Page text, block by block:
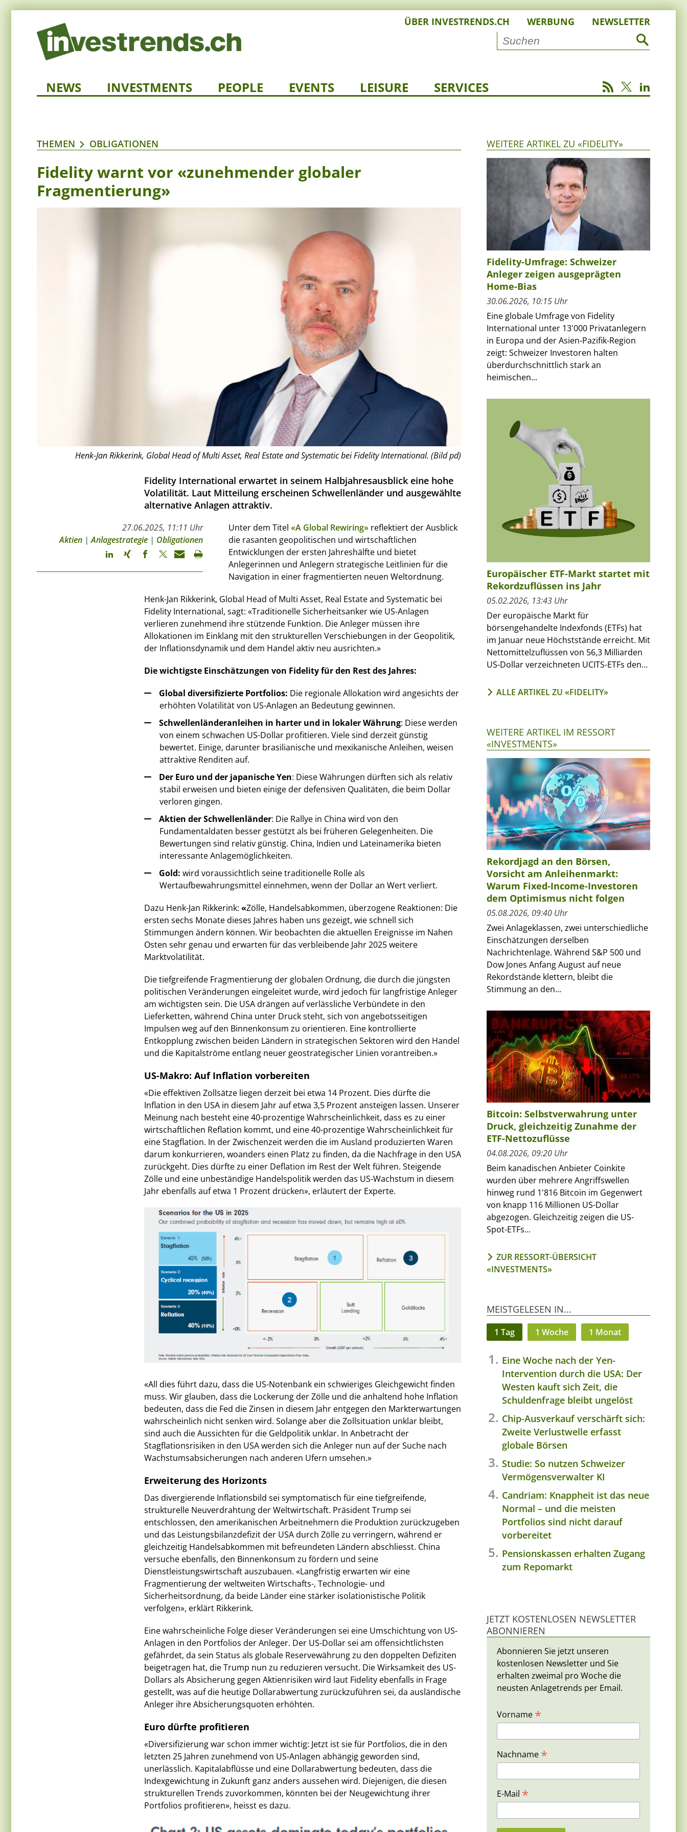
ÜBER INVESTRENDS.CH WERBUNG NEWSLETTER
NEWS INVESTMENTS PEOPLE EVENTS LEISURE SERVICES
THEMEN OBLIGATIONEN
Fidelity warnt vor «zunehmender globaler
Fragmentierung»
Henk-Jan Rikkerink, Global Head of Multi Asset, Real Estate and Systematic bei Fidelity International. (Bild pd)
Fidelity International erwartet in seinem Halbjahresausblick eine hohe
Volatilität. Laut Mitteilung erscheinen Schwellenländer und ausgewählte
alternative Anlagen attraktiv.
27.06.2025, 11:11 Uhr
Aktien |Anlagestrategie | Obligationen
Unter dem Titel «A Global Rewiring» reflektiert der Ausblick
die rasanten geopolitischen und wirtschaftlichen
Entwicklungen der ersten Jahreshälfte und bietet
Anlegerinnen und Anlegern strategische Leitlinien für die
Navigation in einer fragmentierten neuen Weltordnung.
Henk-Jan Rikkerink, Global Head of Multi Asset, Real Estate and Systematic bei
Fidelity International, sagt: «Traditionelle Sicherheitsanker wie US-Anlagen
verlieren zunehmend ihre stützende Funktion. Die Anleger müssen ihre
Allokationen im Einklang mit den strukturellen Verschiebungen in der Geopolitik,
der Inflationsdynamik und dem Handel aktiv neu ausrichten.»
Die wichtigste Einschätzungen von Fidelity für den Rest des Jahres:
Global diversifizierte Portfolios: Die regionale Allokation wird angesichts der
erhöhten Volatilität von US-Anlagen an Bedeutung gewinnen.
Schwellenländeranleihen in harter und in lokaler Währung: Diese werden
von einem schwachen US-Dollar profitieren. Viele sind derzeit günstig
bewertet. Einige, darunter brasilianische und mexikanische Anleihen, weisen
attraktive Renditen auf.
Der Euro und der japanische Yen: Diese Währungen dürften sich als relativ
stabil erweisen und bieten einige der defensiven Qualitäten, die beim Dollar
verloren gingen.
Aktien der Schwellenländer: Die Rallye in China wird von den
Fundamentaldaten besser gestützt als bei früheren Gelegenheiten. Die
Bewertungen sind relativ günstig. China, Indien und Lateinamerika bieten
interessante Anlagemöglichkeiten.
Gold: wird voraussichtlich seine traditionelle Rolle als
Wertaufbewahrungsmittel einnehmen, wenn der Dollar an Wert verliert.
Dazu Henk-Jan Rikkerink: «Zölle, Handelsabkommen, überzogene Reaktionen: Die
ersten sechs Monate dieses Jahres haben uns gezeigt, wie schnell sich
Stimmungen ändern können. Wir beobachten die aktuellen Ereignisse im Nahen
Osten sehr genau und erwarten für das verbleibende Jahr 2025 weitere
Marktvolatilität.
Die tiefgreifende Fragmentierung der globalen Ordnung, die durch die jüngsten
politischen Veränderungen eingeleitet wurde, wird jedoch für langfristige Anleger
am wichtigsten sein. Die USA drängen auf verlässliche Verbündete in den
Lieferketten, während China unter Druck steht, sich von angebotsseitigen
Impulsen weg auf den Binnenkonsum zu orientieren. Eine kontrollierte
Entkopplung zwischen beiden Ländern in strategischen Sektoren wird den Handel
und die Kapitalströme entlang neuer geostrategischer Linien vorantreiben.»
US-Makro: Auf Inflation vorbereiten
«Die effektiven Zollsätze liegen derzeit bei etwa 14 Prozent. Dies dürfte die
Inflation in den USA in diesem Jahr auf etwa 3,5 Prozent ansteigen lassen. Unserer
Meinung nach besteht eine 40-prozentige Wahrscheinlichkeit, dass es zu einer
wirtschaftlichen Reflation kommt, und eine 40-prozentige Wahrscheinlichkeit für
eine Stagflation. In der Zwischenzeit werden die im Ausland produzierten Waren
darum konkurrieren, woanders einen Platz zu finden, da die Nachfrage in den USA
zurückgeht. Dies dürfte zu einer Deflation im Rest der Welt führen. Steigende
Zölle und eine unbeständige Handelspolitik werden das US-Wachstum in diesem
Jahr ebenfalls auf etwa 1 Prozent drücken», erläutert der Experte.
«All dies führt dazu, dass die US-Notenbank ein schwieriges Gleichgewicht finden
muss. Wir glauben, dass die Lockerung der Zölle und die anhaltend hohe Inflation
bedeuten, dass die Fed die Zinsen in diesem Jahr entgegen den Markterwartungen
wahrscheinlich nicht senken wird. Solange aber die Zollsituation unklar bleibt,
sind auch die Aussichten für die Geldpolitik unklar. In Anbetracht der
Stagflationsrisiken in den USA werden sich die Anleger nun auf der Suche nach
Wachstumsabsicherungen nach anderen Ufern umsehen.»
Erweiterung des Horizonts
Das divergierende Inflationsbild sei symptomatisch für eine tiefgreifende,
strukturelle Neuverdrahtung der Weltwirtschaft. Präsident Trump sei
entschlossen, den amerikanischen Arbeitnehmern die Produktion zurückzugeben
und das Leistungsbilanzdefizit der USA durch Zölle zu verringern, während er
gleichzeitig Handelsabkommen mit befreundeten Ländern abschliesst. China
versuche ebenfalls, den Binnenkonsum zu fördern und seine
Dienstleistungswirtschaft auszubauen. «Langfristig erwarten wir eine
Fragmentierung der weltweiten Wirtschafts-, Technologie- und
Sicherheitsordnung, da beide Länder eine stärker isolationistische Politik
verfolgen», erklärt Rikkerink.
Eine wahrscheinliche Folge dieser Veränderungen sei eine Umschichtung von US-
Anlagen in den Portfolios der Anleger. Der US-Dollar sei am offensichtlichsten
gefährdet, da sein Status als globale Reservewährung zu den doppelten Defiziten
beigetragen hat, die Trump nun zu reduzieren versucht. Die Wirksamkeit des US-
Dollars als Absicherung gegen Aktienrisiken wird laut Fidelity ebenfalls in Frage
gestellt, was auf die heutige Dollarabwertung zurückzuführen sei, da ausländische
Anleger ihre Absicherungsquoten erhöhten.
Euro dürfte profitieren
«Diversifizierung war schon immer wichtig: Jetzt ist sie für Portfolios, die in den
letzten 25 Jahren zunehmend von US-Anlagen abhängig geworden sind,
unerlässlich. Kapitalabflüsse und eine Dollarabwertung bedeuten, dass die
Indexgewichtung in Zukunft ganz anders aussehen wird. Diejenigen, die diesen
strukturellen Trends zuvorkommen, könnten bei der Neugewichtung ihrer
Portfolios profitieren», heisst es dazu.
WEITERE ARTIKEL ZU «FIDELITY»
Fidelity-Umfrage: Schweizer
Anleger zeigen ausgeprägten
Home-Bias
30.06.2026, 10:15 Uhr
Eine globale Umfrage von Fidelity
International unter 13'000 Privatanlegern
in Europa und der Asien-Pazifik-Region
zeigt: Schweizer Investoren halten
überdurchschnittlich stark an
heimischen...
Europäischer ETF-Markt startet mit
Rekordzuflüssen ins Jahr
05.02.2026, 13:43 Uhr
Der europäische Markt für
börsengehandelte Indexfonds (ETFs) hat
im Januar neue Höchststände erreicht. Mit
Nettomittelzuflüssen von 56,3 Milliarden
US-Dollar verzeichneten UCITS-ETFs den...
ALLE ARTIKEL ZU «FIDELITY»
WEITERE ARTIKEL IM RESSORT
«INVESTMENTS»
Rekordjagd an den Börsen,
Vorsicht am Anleihenmarkt:
Warum Fixed-Income-Investoren
dem Optimismus nicht folgen
05.08.2026, 09:40 Uhr
Zwei Anlageklassen, zwei unterschiedliche
Einschätzungen derselben
Nachrichtenlage. Während S&P 500 und
Dow Jones Anfang August auf neue
Rekordstände klettern, bleibt die
Stimmung an den...
Bitcoin: Selbstverwahrung unter
Druck, gleichzeitig Zunahme der
ETF-Nettozuflüsse
04.08.2026, 09:20 Uhr
Beim kanadischen Anbieter Coinkite
wurden über mehrere Angriffswellen
hinweg rund 1'816 Bitcoin im Gegenwert
von knapp 116 Millionen US-Dollar
abgezogen. Gleichzeitig zeigen die US-
Spot-ETFs...
ZUR RESSORT-ÜBERSICHT
«INVESTMENTS»
MEISTGELESEN IN...
1 Tag 1 Woche 1 Monat
Eine Woche nach der Yen-
Intervention durch die USA: Der
Westen kauft sich Zeit, die
Schuldenfrage bleibt ungelöst
Chip-Ausverkauf verschärft sich:
Zweite Verlustwelle erfasst
globale Börsen
Studie: So nutzen Schweizer
Vermögensverwalter KI
Candriam: Knappheit ist das neue
Normal – und die meisten
Portfolios sind nicht darauf
vorbereitet
Pensionskassen erhalten Zugang
zum Repomarkt
JETZT KOSTENLOSEN NEWSLETTER
ABONNIEREN
Abonnieren Sie jetzt unseren
kostenlosen Newsletter und Sie
erhalten zweimal pro Woche die
neusten Anlagetrends per Email.
Vorname *
Nachname *
E-Mail *